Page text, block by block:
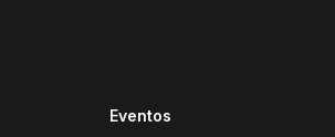
Eventos